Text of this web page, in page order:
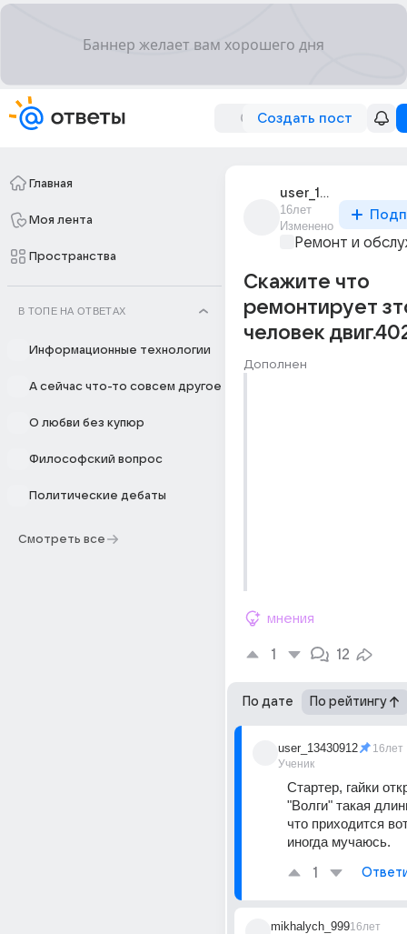
Создать пост
Главная
Моя лента
Пространства
В ТОПЕ НА ОТВЕТАХ
Информационные технологии
А сейчас что-то совсем другое
О любви без купюр
Философский вопрос
Политические дебаты
Смотреть все
user_10868757
16лет
Изменено
Ремонт и
Скажите что
ремонтирует
человек
Дополнен
мнения
1 12
По дате По рейтингу
user_13430912
Ученик
16лет
Стартер, гайки
"Волги" такая
что приходится
иногда мучаюсь.
1
mikhalych_99916лет